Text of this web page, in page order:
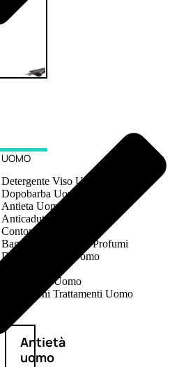
UOMO
Detergente Viso Uomo
Dopobarba Uomo
Antieta Uomo
Anticaduta Uomo
Contorno Occhi Uomo
Bagnodoccia Uomo Profumi
Docciaschiuma Uomo
Deodoranti Uomo
Confezioni Trattamenti Uomo
Antietà
uomo